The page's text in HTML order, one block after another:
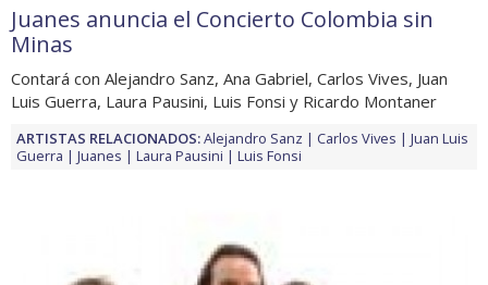
Juanes anuncia el Concierto Colombia sin
Minas
Contará con Alejandro Sanz, Ana Gabriel, Carlos Vives, Juan
Luis Guerra, Laura Pausini, Luis Fonsi y Ricardo Montaner
ARTISTAS RELACIONADOS:Alejandro Sanz Carlos Vives
Juan Luis
Guerra
Juanes Laura Pausini Luis Fonsi